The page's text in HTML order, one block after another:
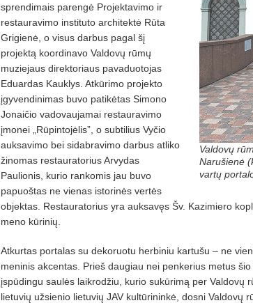
Valdovų
Narušienė
vartų
sprendimais parengė Projektavimo ir
restauravimo instituto architektė Rūta
Grigienė, o visus darbus pagal šį
projektą koordinavo Valdovų rūmų
muziejaus direktoriaus pavaduotojas
Eduardas Kauklys. Atkūrimo projekto
įgyvendinimas buvo patikėtas Simono
Jonaičio vadovaujamai restauravimo
įmonei „Rūpintojėlis”, o subtilius Vyčio
auksavimo bei sidabravimo darbus atliko
žinomas restauratorius Arvydas
Paulionis, kurio rankomis jau buvo
papuoštas ne vienas istorinės vertės
objektas. Restauratorius yra auksavęs Šv. Kazimiero
meno kūrinių.
Atkurtas portalas su dekoruotu herbiniu kartušu – ne
meninis akcentas. Prieš daugiau nei penkerius metus
įspūdingu saulės laikrodžiu, kurio sukūrimą per Valdovų
lietuvių užsienio lietuvių JAV kultūrininkė, dosni Valdovų